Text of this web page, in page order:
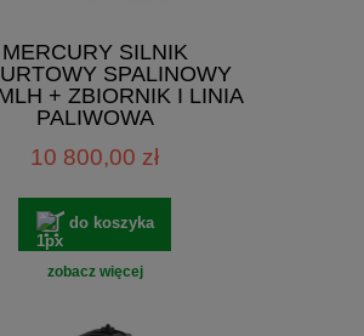
MERCURY SILNIK
SPALINOWY
+ ZBIORNIK I LINIA
PALIWOWA
10 800,00 zł
do koszyka
zobacz więcej